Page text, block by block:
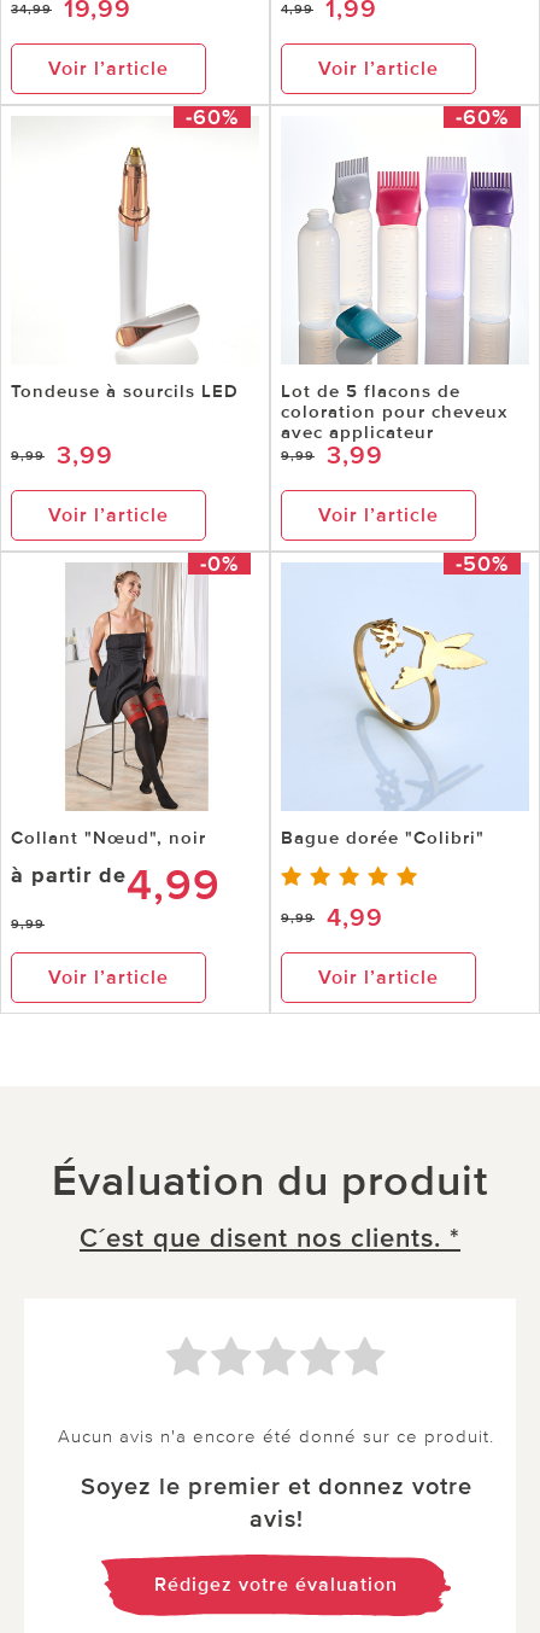
34,99 19,99
Voir l’article
4,99 1,99
Voir l’article
-60%
Tondeuse à sourcils LED
9,99 3,99
Voir l’article
-60%
Lot de 5 flacons de
coloration pour cheveux
avec applicateur
9,99 3,99
Voir l’article
-0%
Collant "Nœud", noir
à partir de4,99
9,99
Voir l’article
-50%
Bague dorée "Colibri"
9,99 4,99
Voir l’article
Évaluation du produit
C´est que disent nos clients. *
Aucun avis n'a encore été donné sur ce produit.
Soyez le premier et donnez votre
avis!
Rédigez votre évaluation